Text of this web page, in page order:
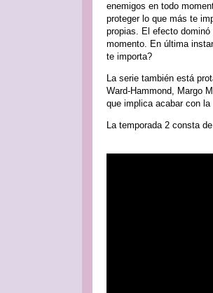
enemigos en todo
proteger lo que más te
propias. El efecto
momento. En última
te importa?
La serie también está
Ward-Hammond, Margo
que implica acabar con la
La temporada 2 consta